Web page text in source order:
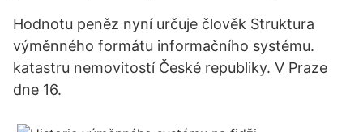
Hodnotu peněz nyní určuje člověk Struktura
výměnného formátu informačního systému.
katastru nemovitostí České republiky. V Praze
dne 16.